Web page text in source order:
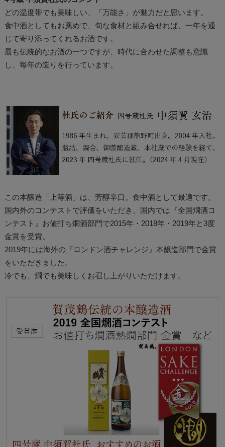
どの温度帯でも美味しい、「万能さ」が魅力だと思います。
食中酒としてもお薦めで、旬な食材と組み合せれば、一年を通
じて寄り添ってくれるお酒です。
最も伝統的なお酒の一つですが、時代に合わせた調整も意識
し、毎年の造りを行っています。
この本醸造「上等酒」は、芳醇辛口。食中酒として最適です。
国内外のコンテストで評価をいただき、国内では『全国燗酒コ
ンテスト』お値打ち燗酒部門で2015年・2018年・2019年と3度
金賞を受賞。
2019年には海外の『ロンドン酒チャレンジ』本醸造部門で金賞
をいただきました。
冷でも、燗でも美味しくお召し上がりいただけます。